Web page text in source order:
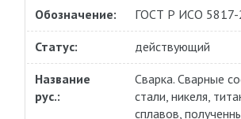
Обозначение: ГОСТ Р ИСО 5817-
Статус: действующий
Название
рус.:
Сварка. Сварные
стали, никеля,
сплавов,